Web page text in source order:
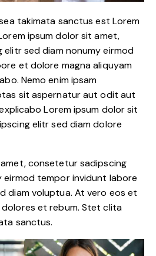
takimata sanctus est Lorem
ipsum dolor sit amet,
sed diam nonumy eirmod
et dolore magna aliquyam
Nemo enim ipsam
sit aspernatur aut odit aut
Lorem ipsum dolor sit
elitr sed diam dolore
consetetur sadipscing
eirmod tempor invidunt labore
diam voluptua. At vero eos et
et rebum. Stet clita
sanctus.